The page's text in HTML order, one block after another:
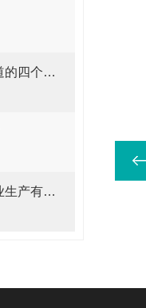
横河涡街流量计选型要知道的四个事情
智能电磁流量计选型对工业生产有着至关重要的影响